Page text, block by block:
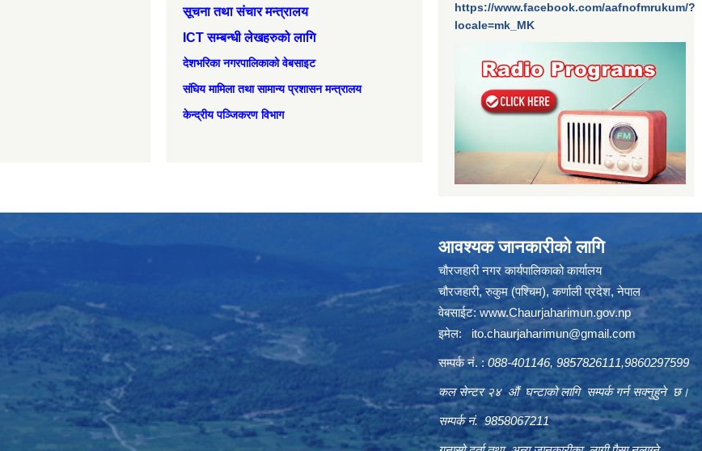
सूचना तथा संचार मन्त्रालय
ICT सम्बन्धी लेखहरुको लागि
देशभरिका नगरपालिकाको वेबसाइट
संघिय मामिला तथा सामान्‍य प्रशासन मन्त्रालय
केन्द्रीय पञ्जिकरण विभाग
https://www.facebook.com/aafnofmrukum/?
locale=mk_MK
आवश्यक जानकारीको लागि
चौरजहारी नगर कार्यपालिकाको कार्यालय
चौरजहारी, रुकुम (पश्चिम), कर्णाली प्रदेश, नेपाल
वेबसाईट:www.Chaurjaharimun.gov.np
इमेल: ito.chaurjaharimun@gmail.com
सम्पर्क नं. : 088-401146, 9857826111,9860297599
कल सेन्टर २४ औं घन्टाको लागि सम्पर्क गर्न सक्नुहुने छ।
सम्पर्क नं. 9858067211